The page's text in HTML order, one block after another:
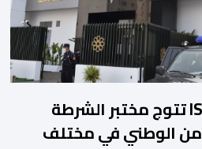
شهادة ISO/IEC 17025 تتوج مختبر الشرطة
الوطني في مختلف